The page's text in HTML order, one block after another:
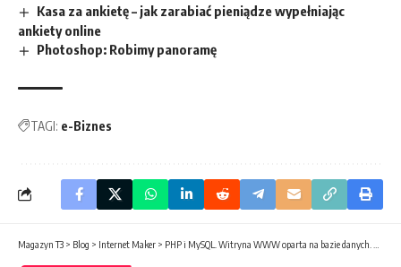
Kasa za ankietę – jak zarabiać pieniądze wypełniając
ankiety online
Photoshop: Robimy panoramę
TAGI: e-Biznes
Magazyn T3 > Blog > Internet Maker > PHP i MySQL. Witryna WWW oparta na bazie danych. Wydanie III